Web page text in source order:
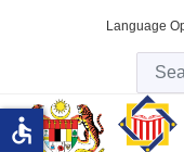
Language
accessible